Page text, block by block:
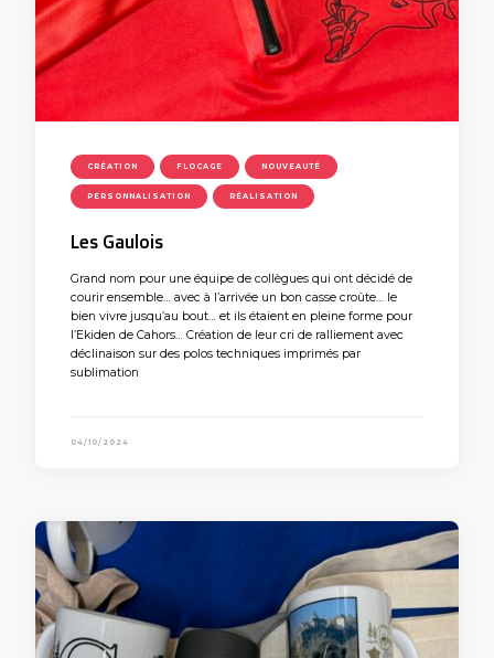
CRÉATION FLOCAGE NOUVEAUTÉ
PERSONNALISATION RÉALISATION
Les Gaulois
Grand nom pour une équipe de collègues qui ont décidé de
courir ensemble… avec à l’arrivée un bon casse croûte… le
bien vivre jusqu’au bout… et ils étaient en pleine forme pour
l’Ekiden de Cahors… Création de leur cri de ralliement avec
déclinaison sur des polos techniques imprimés par
sublimation
04/10/2024